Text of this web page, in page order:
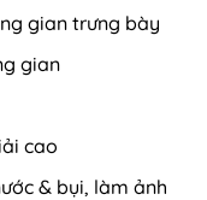
gian trưng bày
gian
cao
& bụi, làm ảnh